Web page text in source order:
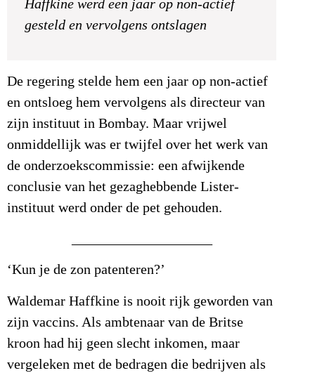
Haffkine werd een jaar op non-actief
gesteld en vervolgens ontslagen
De regering stelde hem een jaar op non-actief
en ontsloeg hem vervolgens als directeur van
zijn instituut in Bombay. Maar vrijwel
onmiddellijk was er twijfel over het werk van
de onderzoekscommissie: een afwijkende
conclusie van het gezaghebbende Lister-
instituut werd onder de pet gehouden.
‘Kun je de zon patenteren?’
Waldemar Haffkine is nooit rijk geworden van
zijn vaccins. Als ambtenaar van de Britse
kroon had hij geen slecht inkomen, maar
vergeleken met de bedragen die bedrijven als